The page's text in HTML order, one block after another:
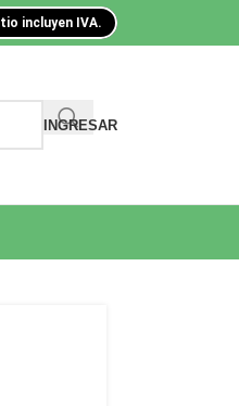
incluyen IVA.
INGRESAR